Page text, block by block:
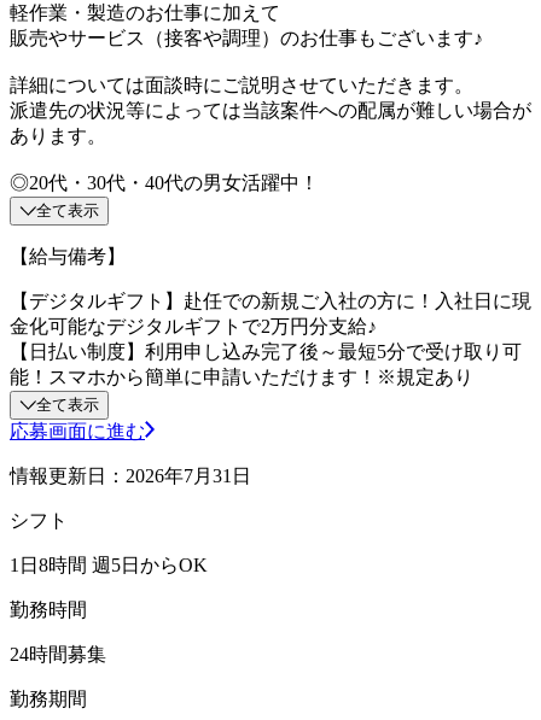
軽作業・製造のお仕事に加えて
販売やサービス（接客や調理）のお仕事もございます♪
詳細については面談時にご説明させていただきます。
派遣先の状況等によっては当該案件への配属が難しい場合が
あります。
◎20代・30代・40代の男女活躍中！
全て表示
【給与備考】
【デジタルギフト】赴任での新規ご入社の方に！入社日に現
金化可能なデジタルギフトで2万円分支給♪
【日払い制度】利用申し込み完了後～最短5分で受け取り可
能！スマホから簡単に申請いただけます！※規定あり
全て表示
応募画面に進む
情報更新日：2026年7月31日
シフト
1日8時間 週5日からOK
勤務時間
24時間募集
勤務期間